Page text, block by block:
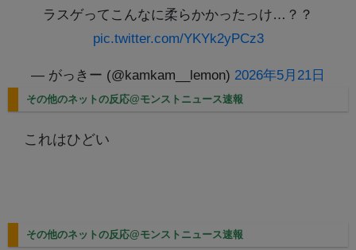
ラスゲってこんなに柔らかかったっけ…？？
pic.twitter.com/YKYk2yPCz3
— がっきー (@kamkam__lemon) 2026年5月21日
その他のネットの反応@モンストニュース速報
これはひどい
その他のネットの反応@モンストニュース速報